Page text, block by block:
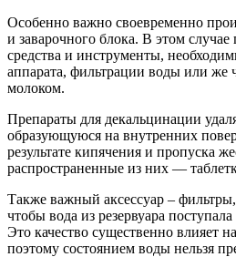
Особенно важно своевременно
и заварочного блока. В этом
средства и инструменты,
аппарата, фильтрации воды или же
молоком.
Препараты для декальцинации
образующуюся на внутренних
результате кипячения и пропуска
распространенные из них —
Также важный аксессуар –
чтобы вода из резервуара
Это качество существенно влияет
поэтому состоянием воды нельзя